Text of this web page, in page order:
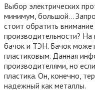
Выбор электрических
минимум, большой…
стоит обратить
производительности? На
бачок и ТЭН. Бачок
пластиковым. Данная
производителями, но
пластика. Он, конечно,
надежный как металлы.